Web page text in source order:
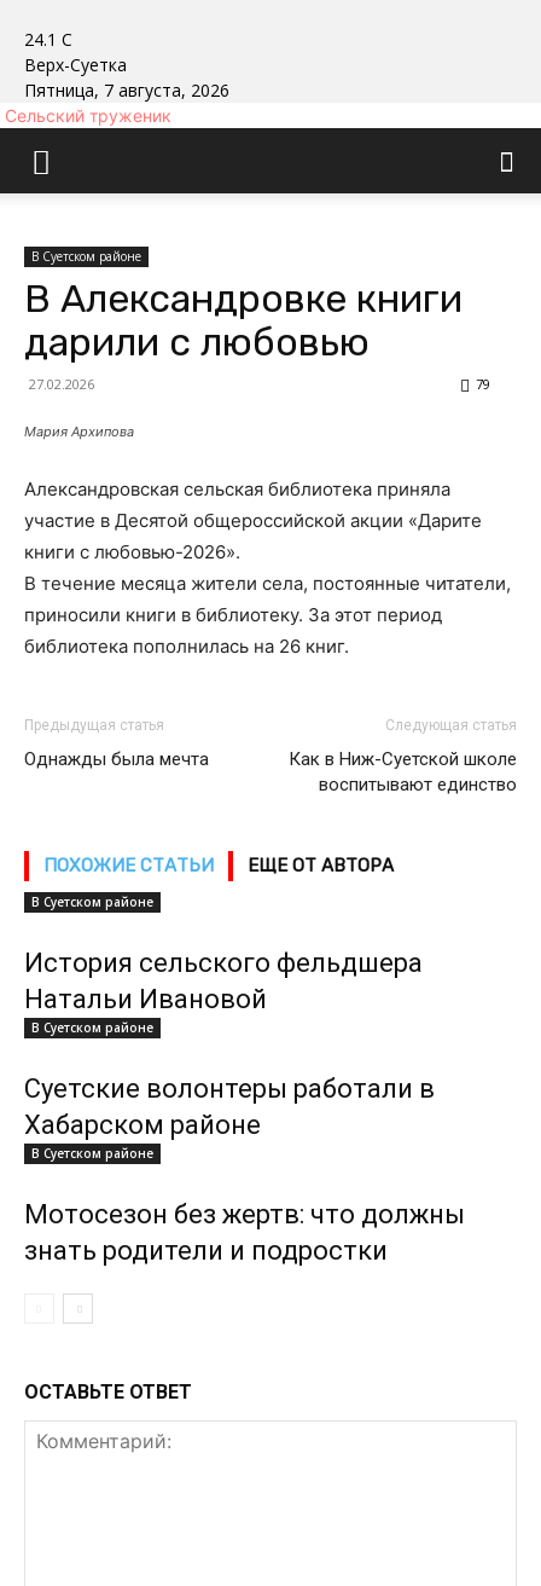
24.1 C
Верх-Суетка
Пятница, 7 августа, 2026
Сельский труженик
В Суетском районе
В Александровке книги
дарили с любовью
27.02.2026 79
Мария Архипова
Александровская сельская библиотека приняла
участие в Десятой общероссийской акции «Дарите
книги с любовью-2026».
В течение месяца жители села, постоянные читатели,
приносили книги в библиотеку. За этот период
библиотека пополнилась на 26 книг.
Предыдущая статья
Однажды была мечта
Следующая статья
Как в Ниж-Суетской школе
воспитывают единство
ПОХОЖИЕ СТАТЬИ ЕЩЕ ОТ АВТОРА
В Суетском районе
История сельского фельдшера
Натальи Ивановой
В Суетском районе
Суетские волонтеры работали в
Хабарском районе
В Суетском районе
Мотосезон без жертв: что должны
знать родители и подростки
ОСТАВЬТЕ ОТВЕТ